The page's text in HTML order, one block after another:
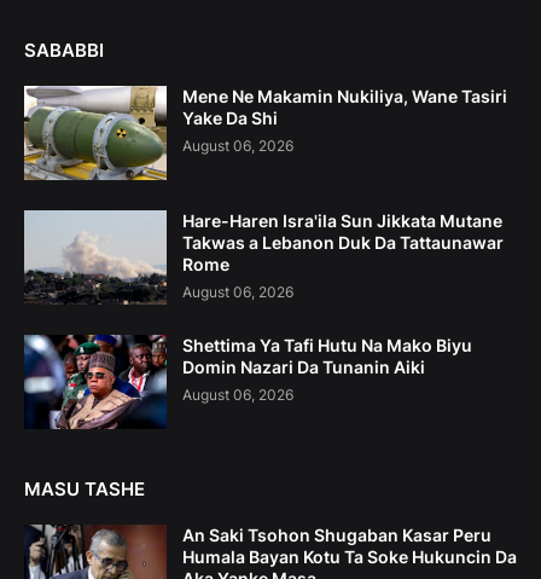
SABABBI
Mene Ne Makamin Nukiliya, Wane Tasiri
Yake Da Shi
August 06, 2026
Hare-Haren Isra'ila Sun Jikkata Mutane
Takwas a Lebanon Duk Da Tattaunawar
Rome
August 06, 2026
Shettima Ya Tafi Hutu Na Mako Biyu
Domin Nazari Da Tunanin Aiki
August 06, 2026
MASU TASHE
An Saki Tsohon Shugaban Kasar Peru
Humala Bayan Kotu Ta Soke Hukuncin Da